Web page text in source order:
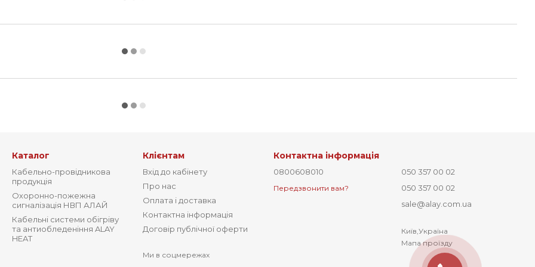
Каталог
Кабельно-провідникова
продукція
Охоронно-пожежна
сигналізація НВП АЛАЙ
Кабельні системи обігріву
та антиобледеніння ALAY
HEAT
Клієнтам
Вхід до кабінету
Про нас
Оплата і доставка
Контактна інформація
Договір публічної оферти
Ми в соцмережах
Контактна інформація
0800608010
Передзвонити вам?
050 357 00 02
050 357 00 02
sale@alay.com.ua
Київ,Україна
Мапа проїзду